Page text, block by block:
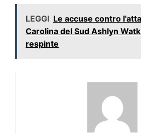
LEGGI Le accuse contro
Carolina del Sud Ashlyn
respinte